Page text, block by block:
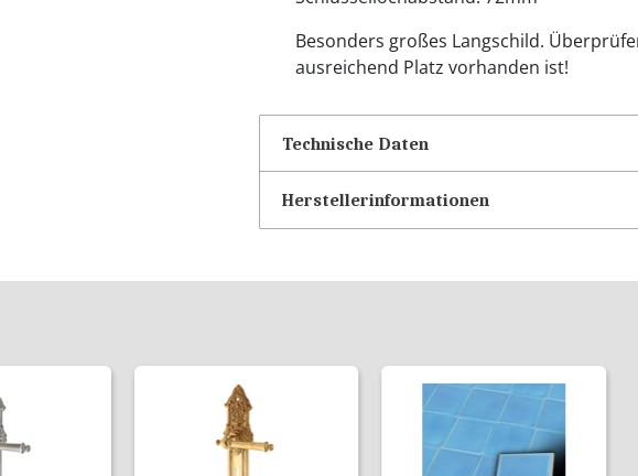
Besonders großes Langschild.
ausreichend Platz vorhanden ist!
Technische Daten
Herstellerinformationen